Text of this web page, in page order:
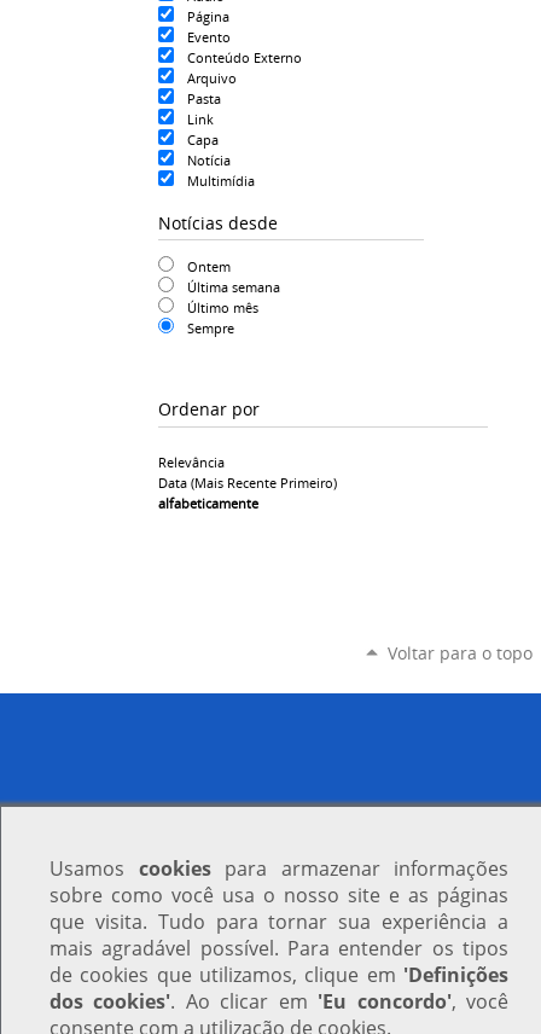
Página
Evento
Conteúdo Externo
Arquivo
Pasta
Link
Capa
Notícia
Multimídia
Notícias desde
Ontem
Última semana
Último mês
Sempre
Ordenar por
Relevância
Data (mais Recente Primeiro)
alfabeticamente
Voltar para o topo
Usamos cookiespara armazenar informações
sobre como você usa o nosso site e as páginas
que visita. Tudo para tornar sua experiência a
mais agradável possível. Para entender os tipos
de cookies que utilizamos, clique em 'Definições
dos cookies'. Ao clicar em 'Eu concordo', você
consente com a utilização de cookies.